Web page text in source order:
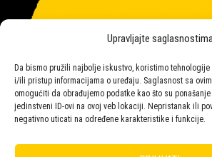
Upravljajte
Da bismo pružili najbolje iskustvo, koristimo
i/ili pristup informacijama o uređaju. Saglasnost sa
omogućiti da obrađujemo podatke kao što su
jedinstveni ID-ovi na ovoj veb lokaciji. Nepristanak ili
negativno uticati na određene karakteristike i funkcije.